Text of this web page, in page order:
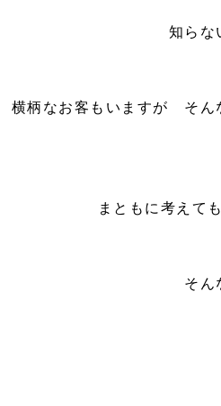
知らな
横柄なお客もいますが そ
まともに考えて
そん